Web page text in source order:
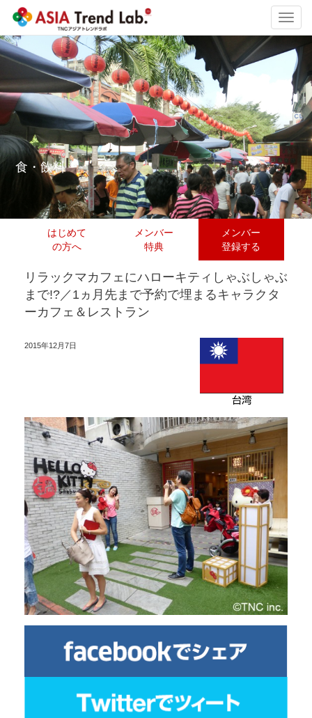
食・飲料
はじめて
の方へ
メンバー
特典
メンバー
登録する
リラックマカフェにハローキティしゃぶしゃぶ
まで!?／1ヵ月先まで予約で埋まるキャラクタ
ーカフェ＆レストラン
2015年12月7日